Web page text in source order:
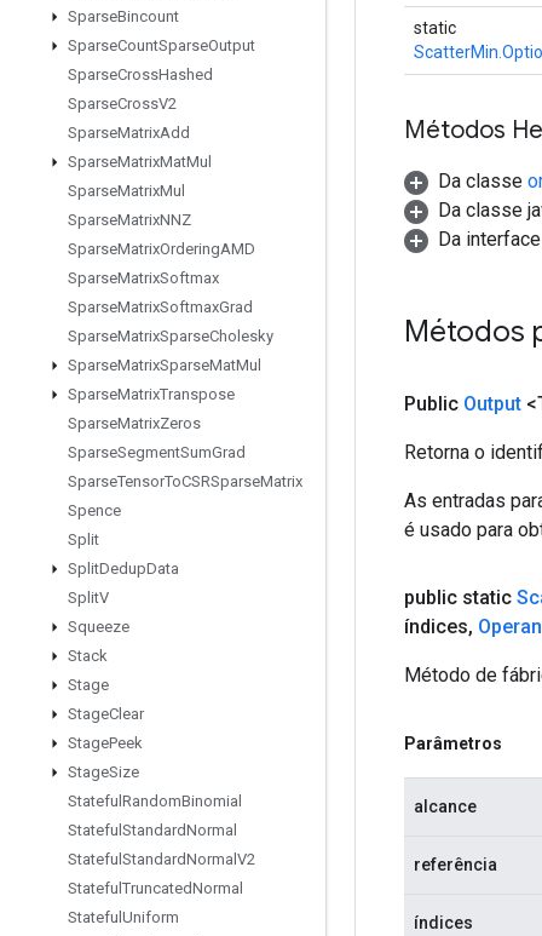
SparseBincount
SparseCountSparseOutput
SparseCrossHashed
SparseCrossV2
SparseMatrixAdd
SparseMatrixMatMul
SparseMatrixMul
SparseMatrixNNZ
SparseMatrixOrderingAMD
SparseMatrixSoftmax
SparseMatrixSoftmaxGrad
SparseMatrixSparseCholesky
SparseMatrixSparseMatMul
SparseMatrixTranspose
SparseMatrixZeros
SparseSegmentSumGrad
SparseTensorToCSRSparseMatrix
Spence
Split
SplitDedupData
SplitV
Squeeze
Stack
Stage
StageClear
StagePeek
StageSize
Stateful RandomBinomial
Stateful StandardNormal
Stateful StandardNormal V2
Stateful TruncatedNormal
Stateful Uniform
static
Métodos
Da classe
Da classe
Da interface
Métodos
Public Output
Retorna o
As entradas
é usado para
public static
índices,
Método de
Parâmetros
alcance
referência
índices